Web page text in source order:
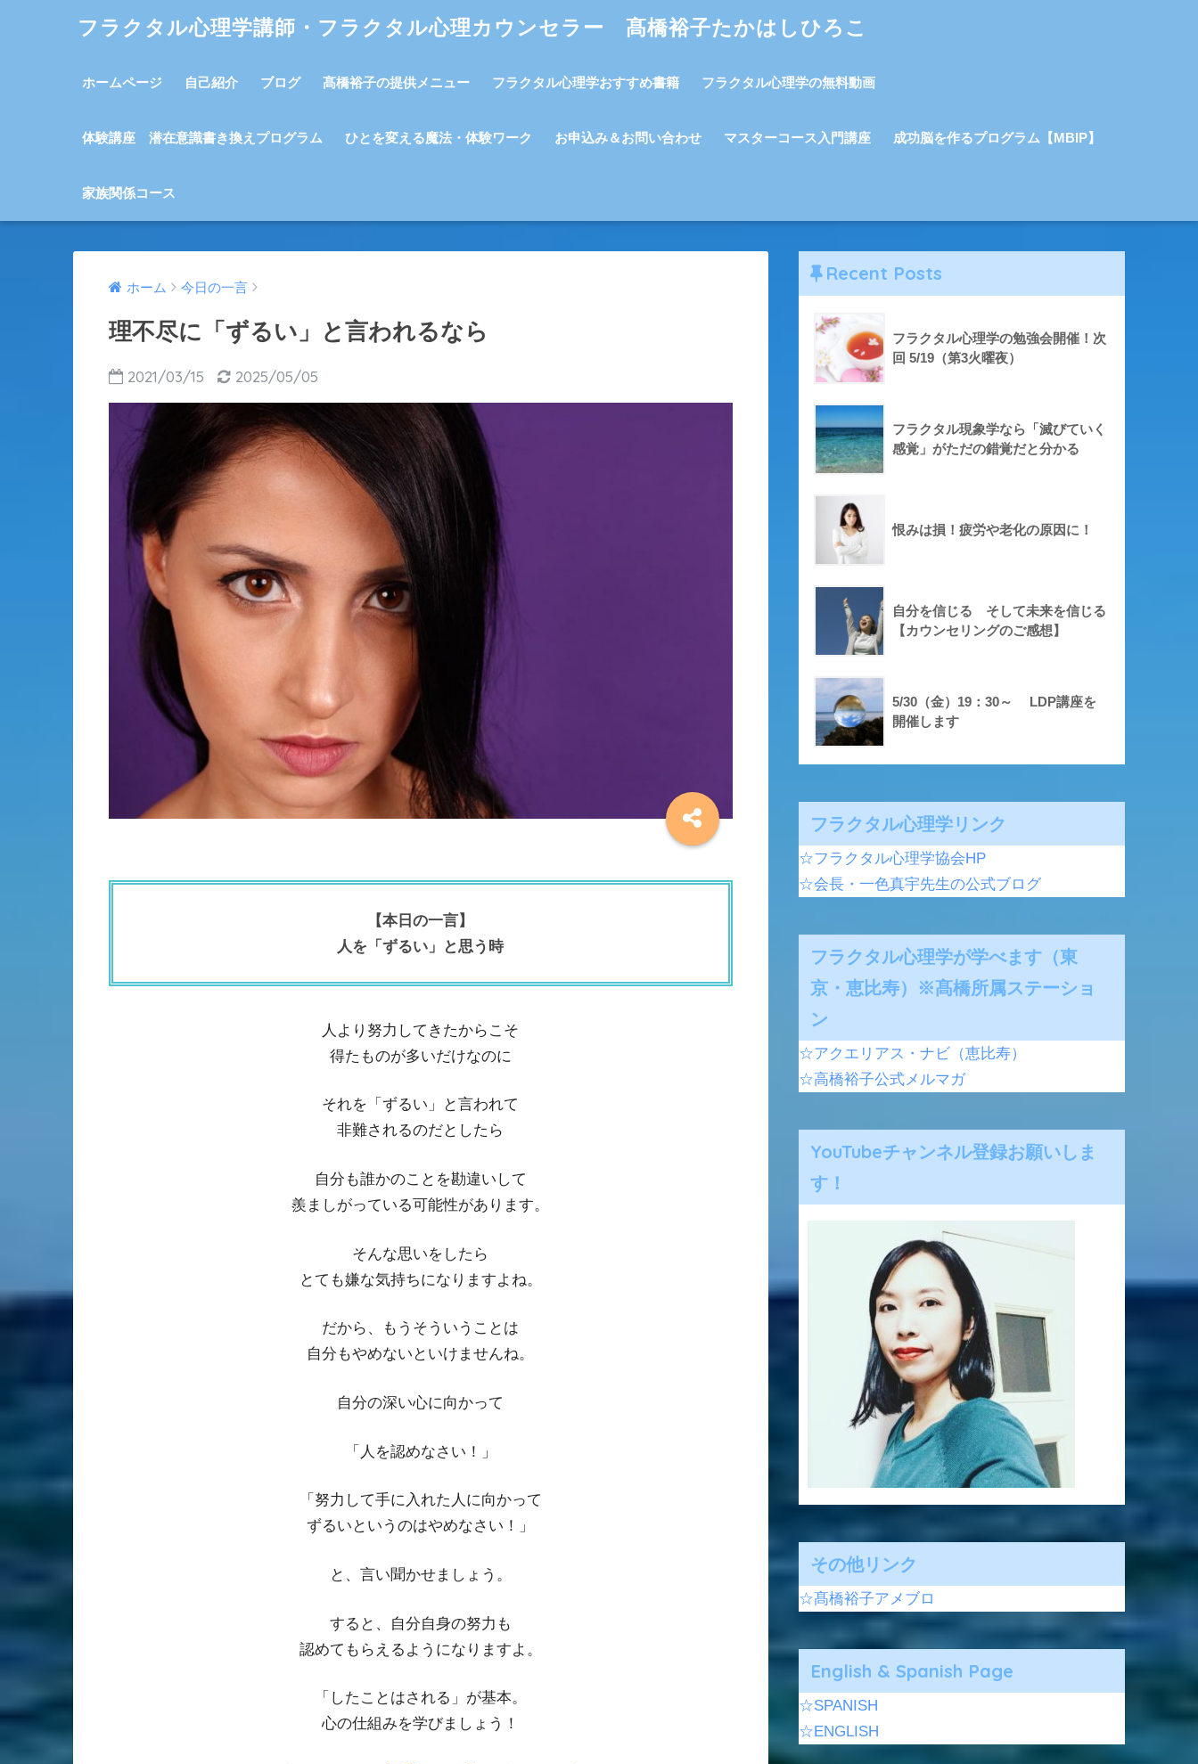
フラクタル心理学講師・フラクタル心理カウンセラー 髙橋裕子たかはしひろこ
ホームページ 自己紹介 ブログ 髙橋裕子の提供メニュー フラクタル心理学おすすめ書籍 フラクタル心理学の無料動画
体験講座 潜在意識書き換えプログラム ひとを変える魔法・体験ワーク お申込み＆お問い合わせ マスターコース入門講座 成功脳を作るプログラム【MBIP】
家族関係コース
ホーム 今日の一言
理不尽に「ずるい」と言われるなら
2021/03/15 2025/05/05
【本日の一言】
人を「ずるい」と思う時
人より努力してきたからこそ
得たものが多いだけなのに
それを「ずるい」と言われて
非難されるのだとしたら
自分も誰かのことを勘違いして
羨ましがっている可能性があります。
そんな思いをしたら
とても嫌な気持ちになりますよね。
だから、もうそういうことは
自分もやめないといけませんね。
自分の深い心に向かって
「人を認めなさい！」
「努力して手に入れた人に向かって
ずるいというのはやめなさい！」
と、言い聞かせましょう。
すると、自分自身の努力も
認めてもらえるようになりますよ。
「したことはされる」が基本。
心の仕組みを学びましょう！
Recent Posts
フラクタル心理学の勉強会開催！次
回 5/19（第3火曜夜）
フラクタル現象学なら「滅びていく
感覚」がただの錯覚だと分かる
恨みは損！疲労や老化の原因に！
自分を信じる そして未来を信じる
【カウンセリングのご感想】
5/30（金）19：30～ LDP講座を
開催します
フラクタル心理学リンク
☆フラクタル心理学協会HP
☆会長・一色真宇先生の公式ブログ
フラクタル心理学が学べます（東
京・恵比寿）※髙橋所属ステーショ
ン
☆アクエリアス・ナビ（恵比寿）
☆高橋裕子公式メルマガ
YouTubeチャンネル登録お願いしま
す！
その他リンク
☆髙橋裕子アメブロ
English & Spanish Page
☆SPANISH
☆ENGLISH